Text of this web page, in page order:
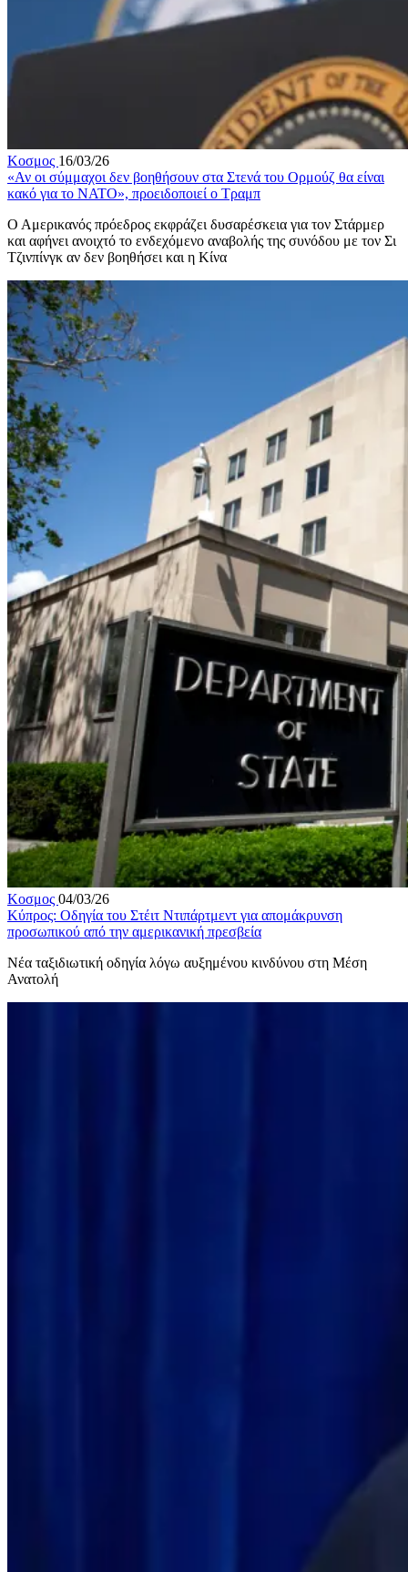
Κοσμος 16/03/26
«Αν οι σύμμαχοι δεν βοηθήσουν στα Στενά του Ορμούζ θα είναι
κακό για το ΝΑΤΟ», προειδοποιεί ο Τραμπ
Ο Αμερικανός πρόεδρος εκφράζει δυσαρέσκεια για τον Στάρμερ
και αφήνει ανοιχτό το ενδεχόμενο αναβολής της συνόδου με τον Σι
Τζινπίνγκ αν δεν βοηθήσει και η Κίνα
Κοσμος 04/03/26
Κύπρος: Οδηγία του Στέιτ Ντιπάρτμεντ για απομάκρυνση
προσωπικού από την αμερικανική πρεσβεία
Νέα ταξιδιωτική οδηγία λόγω αυξημένου κινδύνου στη Μέση
Ανατολή